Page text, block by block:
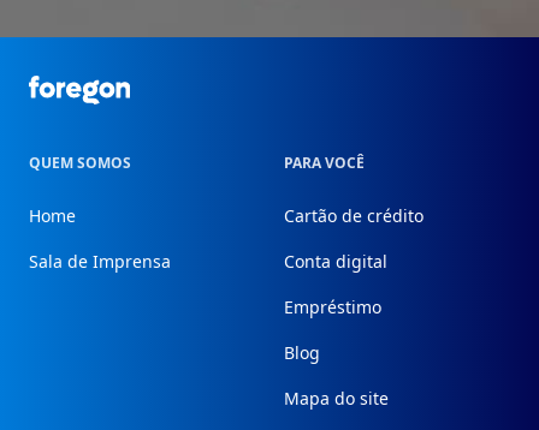
Foregon.com
QUEM SOMOS
Home
Sala de Imprensa
PARA VOCÊ
Cartão de crédito
Conta digital
Empréstimo
Blog
Mapa do site